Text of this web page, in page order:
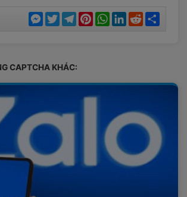
Messenger
TwitterTelegramPinterestWhatsApp
LinkedIn
Reddit
CAPTCHA KHÁC: